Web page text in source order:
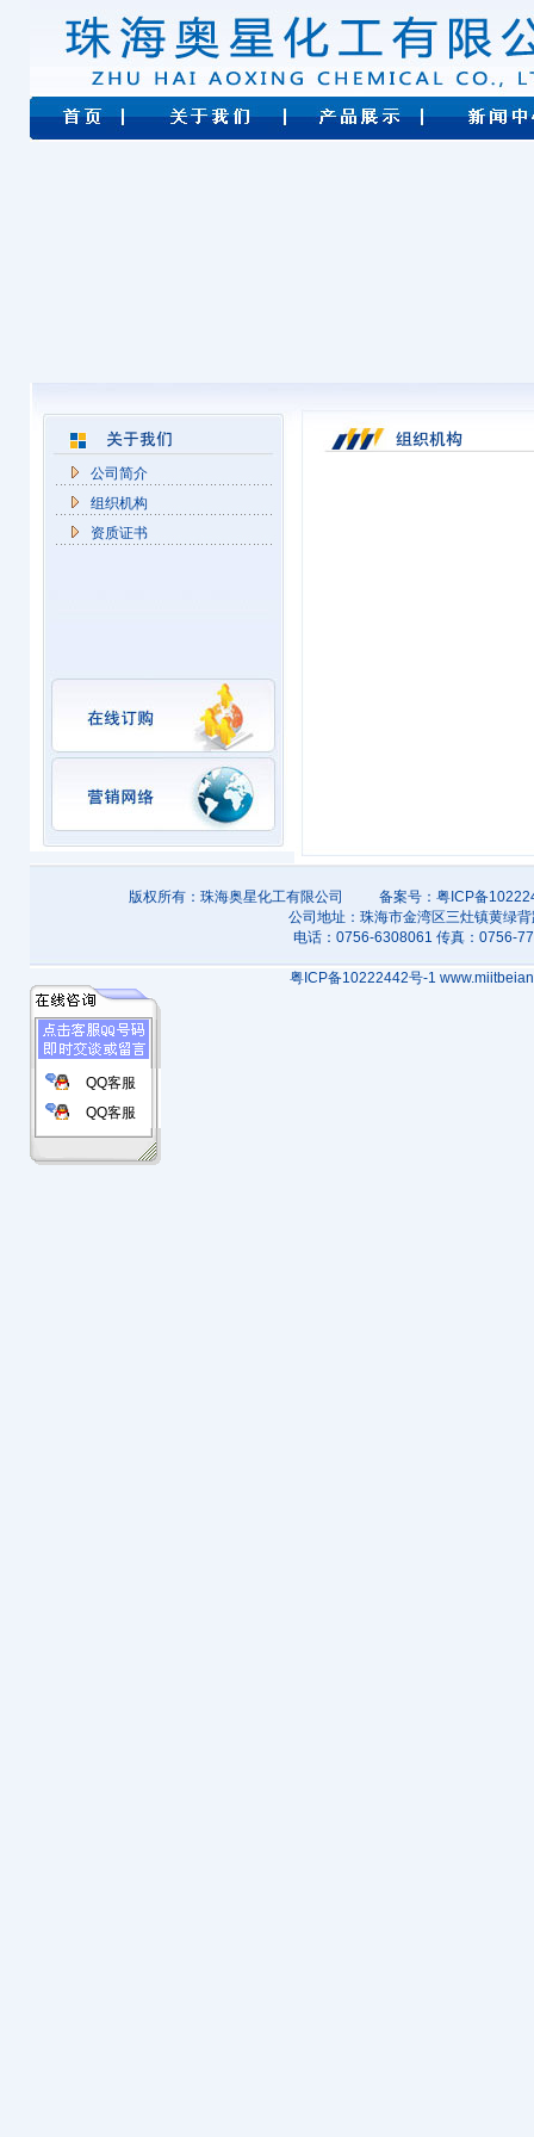
公司简介
组织机构
资质证书
版权所有： 珠海奥星化工有限公司 备案号：粤ICP备
公司地址：珠海市金湾区三灶镇黄绿
电话：0756-6308061 传真：0756-
粤ICP备10222442号-1
QQ客服
QQ客服